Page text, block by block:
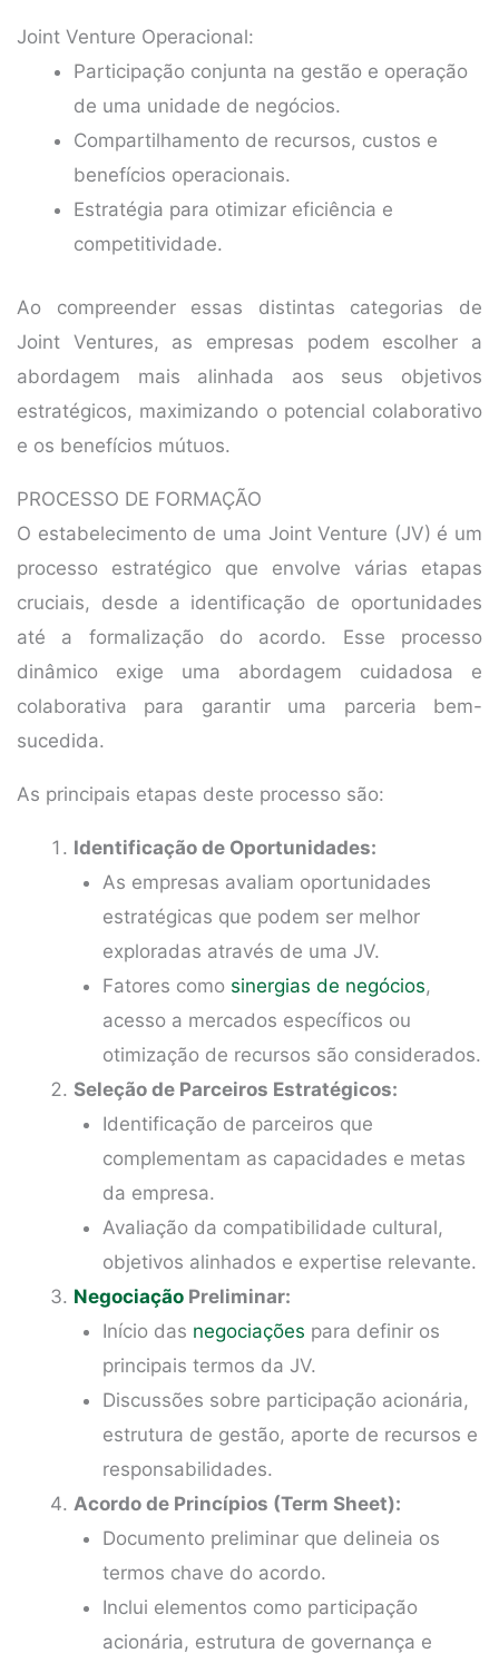
Joint Venture Operacional:
Participação conjunta na gestão e operação
de uma unidade de negócios.
Compartilhamento de recursos, custos e
benefícios operacionais.
Estratégia para otimizar eficiência e
competitividade.
Ao compreender essas distintas categorias de
Joint Ventures, as empresas podem escolher a
abordagem mais alinhada aos seus objetivos
estratégicos, maximizando o potencial colaborativo
e os benefícios mútuos.
PROCESSO DE FORMAÇÃO
O estabelecimento de uma Joint Venture (JV) é um
processo estratégico que envolve várias etapas
cruciais, desde a identificação de oportunidades
até a formalização do acordo. Esse processo
dinâmico exige uma abordagem cuidadosa e
colaborativa para garantir uma parceria bem-
sucedida.
As principais etapas deste processo são:
Identificação de Oportunidades:
As empresas avaliam oportunidades
estratégicas que podem ser melhor
exploradas através de uma JV.
Fatores como sinergias de negócios,
acesso a mercados específicos ou
otimização de recursos são considerados.
Seleção de Parceiros Estratégicos:
Identificação de parceiros que
complementam as capacidades e metas
da empresa.
Avaliação da compatibilidade cultural,
objetivos alinhados e expertise relevante.
Negociação Preliminar:
Início das negociações para definir os
principais termos da JV.
Discussões sobre participação acionária,
estrutura de gestão, aporte de recursos e
responsabilidades.
Acordo de Princípios (Term Sheet):
Documento preliminar que delineia os
termos chave do acordo.
Inclui elementos como participação
acionária, estrutura de governança e